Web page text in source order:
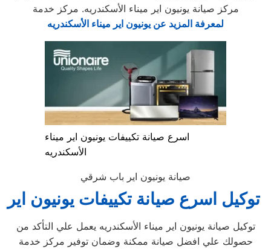
مركز صيانة يونيون اير ميناء الأسكندريه. مركز خدمة
لمعرفة المزيد عن يونيون اير ميناء الأسكندريه
اسرع صيانة تكييفات يونيون اير ميناء
الأسكندريه
صيانة يونيون اير باب شرقي
توكيل اسرع صيانة تكييفات يونيون اير
توكيل صيانة يونيون اير ميناء الأسكندريه يعمل علي التأكد من
حصولك علي افضل صيانة ممكنة وضمان توفير مركز خدمة